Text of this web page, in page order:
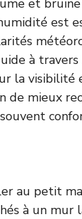
est
à travers
la visibilité
de mieux
au petit
à un mur